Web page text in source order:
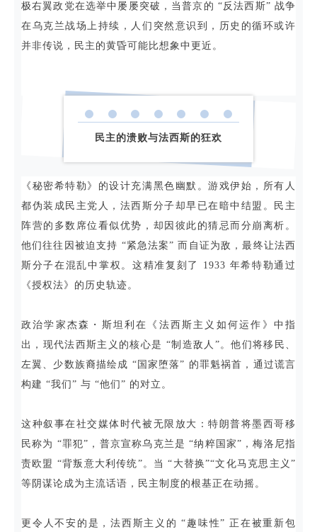
极右翼政党在选举中屡屡突破，当普京的 “反法西斯” 战争
在乌克兰战场上持续，人们突然意识到，历史的循环或许
并非传说，民主的黄昏可能比想象中更近。
民主的溃败与法西斯的狂欢
《秘密希特勒》的设计充满黑色幽默。游戏伊始，所有人
都伪装成民主党人，法西斯分子却早已在暗中结盟。民主
阵营的多数席位看似优势，却因彼此的猜忌而分崩离析。
他们往往因被迫支持 “紧急法案” 而自证为敌，最终让法西
斯分子在混乱中掌权。这精准复刻了 1933 年希特勒通过
《授权法》的历史轨迹。
政治学家杰森・斯坦利在《法西斯主义如何运作》中指
出，现代法西斯主义的核心是 “制造敌人”。他们将移民、
左翼、少数族裔描绘成 “国家堕落” 的罪魁祸首，通过谎言
构建 “我们” 与 “他们” 的对立。
这种叙事在社交媒体时代被无限放大：特朗普将墨西哥移
民称为 “罪犯”，普京宣称乌克兰是 “纳粹国家”，梅洛尼指
责欧盟 “背叛意大利传统”。当 “大替换”“文化马克思主义”
等阴谋论成为主流话语，民主制度的根基正在动摇。
更令人不安的是，法西斯主义的 “趣味性” 正在被重新包